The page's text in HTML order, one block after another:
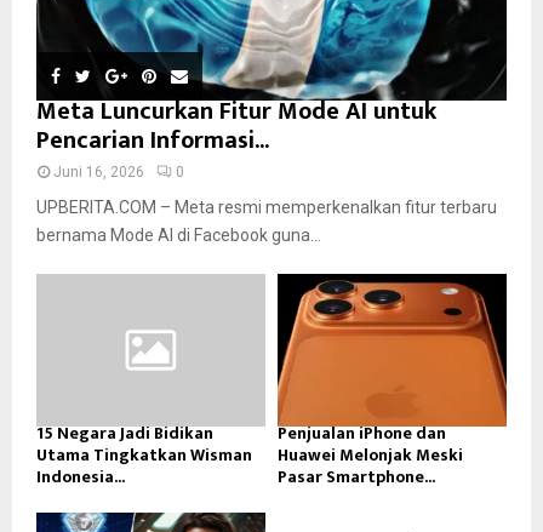
Meta Luncurkan Fitur Mode AI untuk
Pencarian Informasi...
Juni 16, 2026 0
UPBERITA.COM – Meta resmi memperkenalkan fitur terbaru
bernama Mode AI di Facebook guna...
15 Negara Jadi Bidikan
Utama Tingkatkan Wisman
Indonesia...
Penjualan iPhone dan
Huawei Melonjak Meski
Pasar Smartphone...